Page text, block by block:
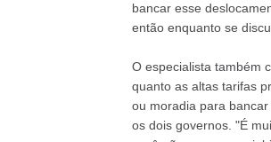
bancar esse
então enquanto se
O especialista também
quanto as altas tarifas
ou moradia para
os dois governos. "É